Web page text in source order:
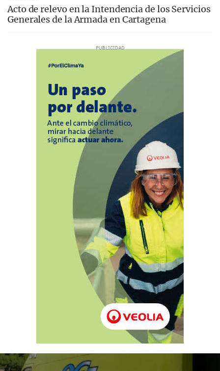
Acto de relevo en la Intendencia de los Servicios
Generales de la Armada en Cartagena